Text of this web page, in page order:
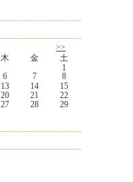
>>
木 金
土
1
6 7
8
13 14
15
20 21
22
27 28
29